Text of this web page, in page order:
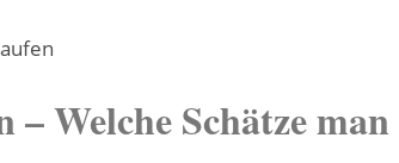
– Welche Schätze